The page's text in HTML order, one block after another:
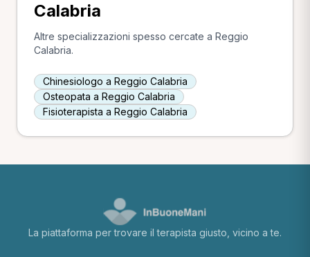
Calabria
Altre specializzazioni spesso cercate a Reggio
Calabria.
Chinesiologo a Reggio Calabria
Osteopata a Reggio Calabria
Fisioterapista a Reggio Calabria
La piattaforma per trovare il terapista giusto, vicino a te.